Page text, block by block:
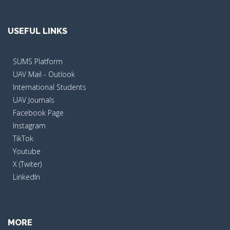
USEFUL LINKS
SUMS Platform
UAV Mail - Outlook
International Students
UAV Journals
Facebook Page
Instagram
TikTok
Youtube
X (Twiter)
LinkedIn
MORE